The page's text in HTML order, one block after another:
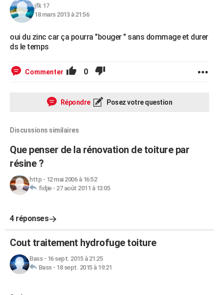
jfk 17
18 mars 2013 à 21:56
oui du zinc car ça pourra "bouger " sans dommage et durer
ds le temps
Commenter 0
Répondre Posez votre question
Discussions similaires
Que penser de la rénovation de toiture par
résine ?
http - 12 mai 2006 à 16:52
fidjie- 27 août 2011 à 13:05
4 réponses
Cout traitement hydrofuge toiture
Bass- 16 sept. 2015 à 21:25
Bass- 18 sept. 2015 à 19:21